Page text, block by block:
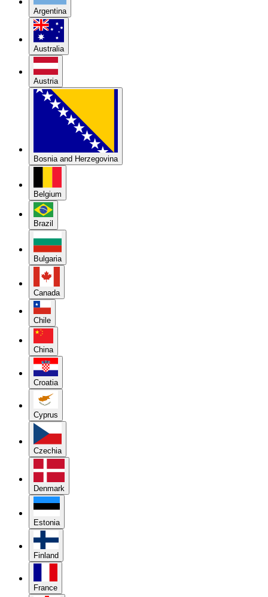
Argentina
Australia
Austria
Bosnia and Herzegovina
Belgium
Brazil
Bulgaria
Canada
Chile
China
Croatia
Cyprus
Czechia
Denmark
Estonia
Finland
France